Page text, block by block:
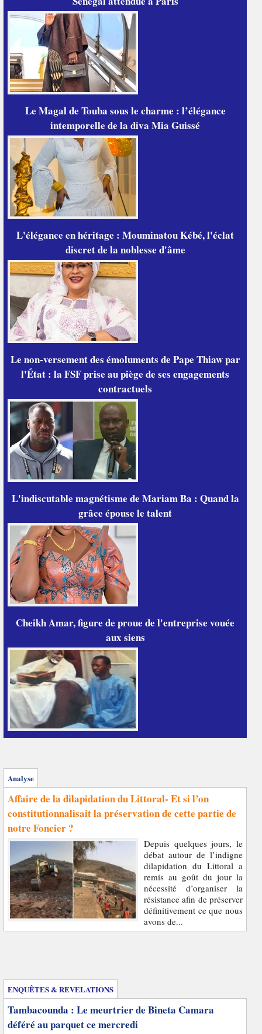
Le Magal de Touba sous le charme : l’élégance
intemporelle de la diva Mia Guissé
L'élégance en héritage : Mouminatou Kébé, l'éclat
discret de la noblesse d'âme
Le non-versement des émoluments de Pape Thiaw par
l'État : la FSF prise au piège de ses engagements
contractuels
L'indiscutable magnétisme de Mariam Ba : Quand la
grâce épouse le talent
Cheikh Amar, figure de proue de l'entreprise vouée
aux siens
Analyse
Affaire de la dilapidation du Littoral- Et si l’on
constitutionnalisait la préservation de cette partie de
notre Foncier ?
Depuis quelques jours, le
débat autour de l’indigne
dilapidation du Littoral a
remis au goût du jour la
nécessité d’organiser la
résistance afin de préserver
définitivement ce que nous
avons de...
ENQUÊTES & REVELATIONS
Tambacounda : Le meurtrier de Bineta Camara
déféré au parquet ce mercredi